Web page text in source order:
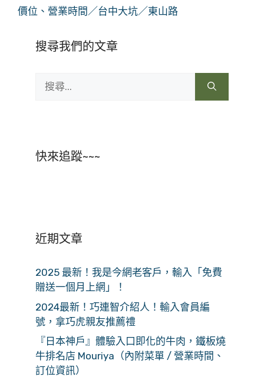
價位、營業時間／台中大坑／東山路
搜尋我們的文章
尋:
快來追蹤~~~
近期文章
2025 最新！我是今網老客戶，輸入「免費
贈送一個月上網」！
2024最新！巧連智介紹人！輸入會員編
號，拿巧虎親友推薦禮
『日本神戶』體驗入口即化的牛肉，鐵板燒
牛排名店 Mouriya（內附菜單 / 營業時間、
訂位資訊）